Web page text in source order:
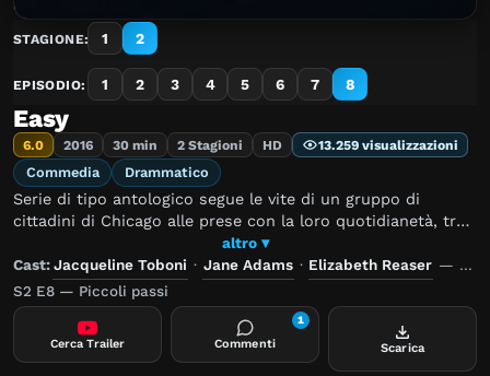
STAGIONE: 1 2
EPISODIO: 1 2 3 4 5 6 7 8
Easy
6.0 2016 30 min 2 Stagioni HD 13.259 visualizzazioni
Commedia Drammatico
Serie di tipo antologico segue le vite di un gruppo di
cittadini di Chicago alle prese con la loro quotidianetà, tra
lavoro, amore, tecnologia, sesso e tutto quello che la vita ci
lancia contro giorno dopo giorno.
altro ▾
Cast:Jacqueline Toboni · Jane Adams · Elizabeth Reaser —
S2 E8 — Piccoli passi
Cerca Trailer Commenti
1
Scarica